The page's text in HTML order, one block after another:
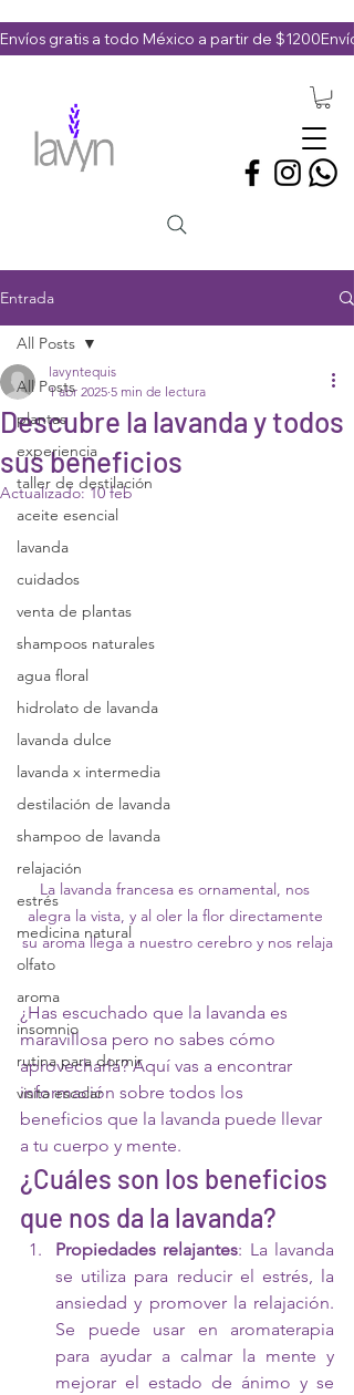
Envíos gratis a todo México a partir de $1200
Entrada
All Posts
plantas
experiencia
taller de destilación
aceite esencial
lavanda
cuidados
venta de plantas
shampoos naturales
agua floral
hidrolato de lavanda
lavanda dulce
lavanda x intermedia
destilación de lavanda
shampoo de lavanda
relajación
estrés
medicina natural
olfato
aroma
insomnio
rutina para dormir
visita escolar
All Posts
Descubre la lavanda y todos
sus beneficios
lavyntequis
1 abr 2025 5 min de lectura
Actualizado:10 feb
La lavanda francesa es ornamental, nos
alegra la vista, y al oler la flor directamente
su aroma llega a nuestro cerebro y nos relaja
¿Has escuchado que la lavanda es
maravillosa pero no sabes cómo
aprovecharla? Aquí vas a encontrar
información sobre todos los
beneficios que la lavanda puede llevar
a tu cuerpo y mente.
¿Cuáles son los beneficios
que nos da la lavanda?
Propiedades relajantes: La lavanda
se utiliza para reducir el estrés, la
ansiedad y promover la relajación.
Se puede usar en aromaterapia
para ayudar a calmar la mente y
mejorar el estado de ánimo y se